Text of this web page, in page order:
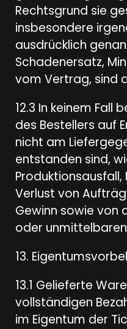
Rechtsgrund sie
insbesondere
ausdrücklich
Schadenersatz,
vom Vertrag, sind
12.3 In keinem Fall
des Bestellers auf
nicht am
entstanden sind,
Produktionsausfall,
Verlust von
Gewinn sowie von
oder
13.
13.1 Gelieferte
vollständigen
im Eigentum der